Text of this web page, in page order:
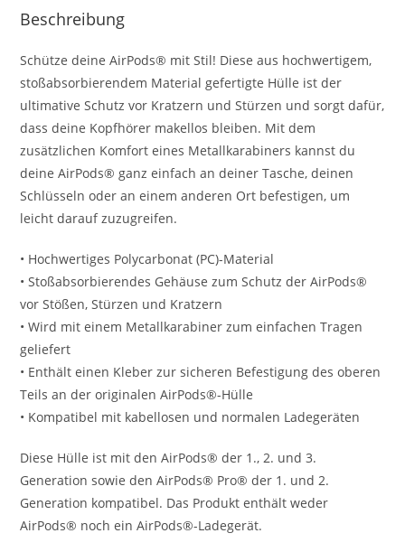
Beschreibung
Schütze deine AirPods® mit Stil! Diese aus hochwertigem,
stoßabsorbierendem Material gefertigte Hülle ist der
ultimative Schutz vor Kratzern und Stürzen und sorgt dafür,
dass deine Kopfhörer makellos bleiben. Mit dem
zusätzlichen Komfort eines Metallkarabiners kannst du
deine AirPods® ganz einfach an deiner Tasche, deinen
Schlüsseln oder an einem anderen Ort befestigen, um
leicht darauf zuzugreifen.
• Hochwertiges Polycarbonat (PC)-Material
• Stoßabsorbierendes Gehäuse zum Schutz der AirPods®
vor Stößen, Stürzen und Kratzern
• Wird mit einem Metallkarabiner zum einfachen Tragen
geliefert
• Enthält einen Kleber zur sicheren Befestigung des oberen
Teils an der originalen AirPods®-Hülle
• Kompatibel mit kabellosen und normalen Ladegeräten
Diese Hülle ist mit den AirPods® der 1., 2. und 3.
Generation sowie den AirPods® Pro® der 1. und 2.
Generation kompatibel. Das Produkt enthält weder
AirPods® noch ein AirPods®-Ladegerät.